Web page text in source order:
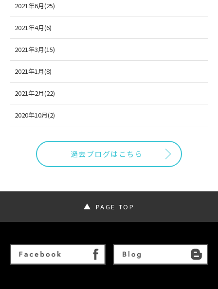
2021年6月(25)
2021年4月(6)
2021年3月(15)
2021年1月(8)
2021年2月(22)
2020年10月(2)
過去ブログはこちら
PAGE TOP